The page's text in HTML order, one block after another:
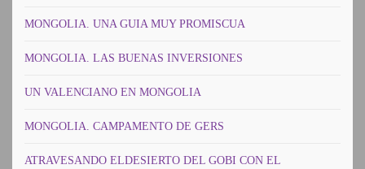
MONGOLIA. UNA GUIA MUY PROMISCUA
MONGOLIA. LAS BUENAS INVERSIONES
UN VALENCIANO EN MONGOLIA
MONGOLIA. CAMPAMENTO DE GERS
ATRAVESANDO ELDESIERTO DEL GOBI CON EL